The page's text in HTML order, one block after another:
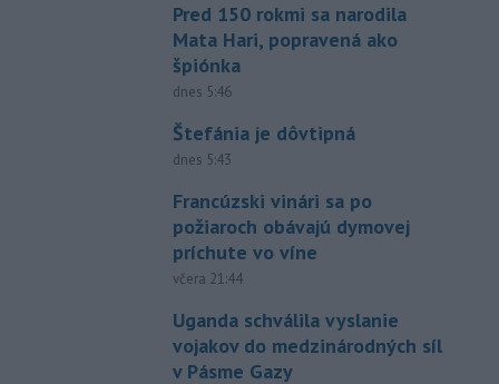
Pred 150 rokmi sa narodila
Mata Hari, popravená ako
špiónka
dnes 5:46
Štefánia je dôvtipná
dnes 5:43
Francúzski vinári sa po
požiaroch obávajú dymovej
príchute vo víne
včera 21:44
Uganda schválila vyslanie
vojakov do medzinárodných síl
v Pásme Gazy